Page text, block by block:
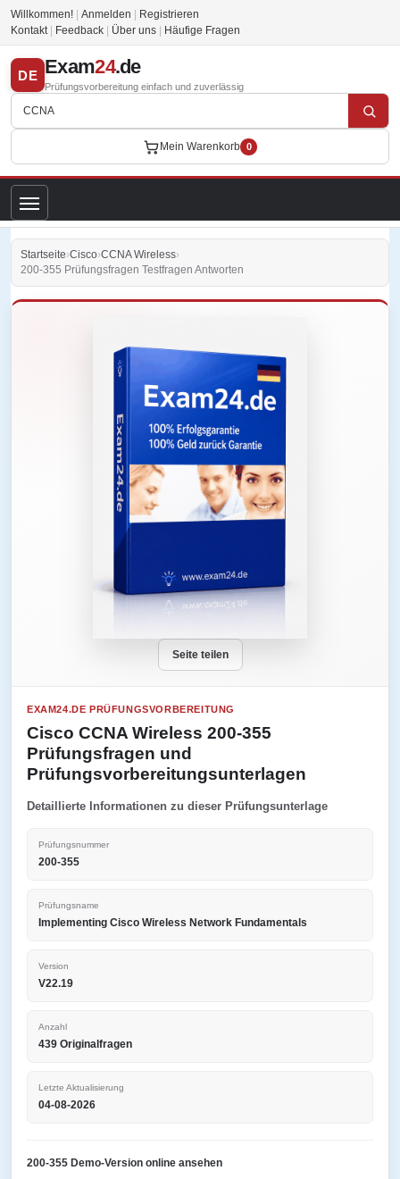
Willkommen! Anmelden
Registrieren
Kontakt
Feedback Über uns Häufige Fragen
DE Exam24.de
Prüfungsvorbereitung einfach und zuverlässig
Mein Warenkorb 0
Startseite›Cisco›CCNA Wireless›
200-355 Prüfungsfragen Testfragen Antworten
Seite teilen
EXAM24.DE PRÜFUNGSVORBEREITUNG
Cisco CCNA Wireless 200-355
Prüfungsfragen und
Prüfungsvorbereitungsunterlagen
Detaillierte Informationen zu dieser Prüfungsunterlage
Prüfungsnummer
200-355
Prüfungsname
Implementing Cisco Wireless Network Fundamentals
Version
V22.19
Anzahl
439 Originalfragen
Letzte Aktualisierung
04-08-2026
200-355 Demo-Version online ansehen